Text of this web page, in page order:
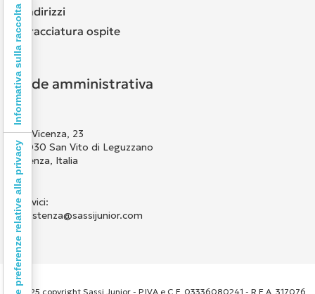
Indirizzi
Tracciatura ospite
Sede amministrativa
Via Vicenza, 23
36030 San Vito di Leguzzano
Vicenza, Italia
Scrivici:
assistenza@sassijunior.com
© 2025 copyright Sassi Junior - P.IVA e C.F. 03336080241 - R.E.A. 317076
Le tue preferenze relative alla privacy
Informativa sulla raccolta